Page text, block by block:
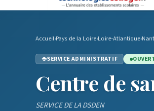
Accueil›Pays de la Loire›Loire-Atlantique›
SERVICE ADMINISTRATIF
Centre de
SERVICE DE LA DSDEN